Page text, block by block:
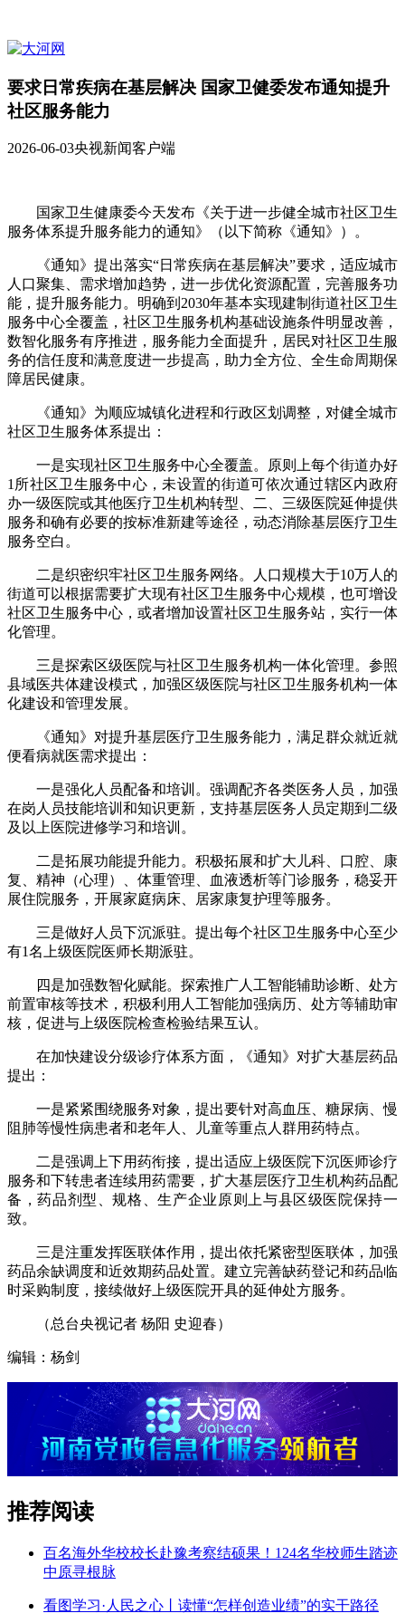
要求日常疾病在基层解决 国家卫健委发布通知提升
社区服务能力
2026-06-03央视新闻客户端
国家卫生健康委今天发布《关于进一步健全城市社区卫生
服务体系提升服务能力的通知》（以下简称《通知》）。
《通知》提出落实“日常疾病在基层解决”要求，适应城市
人口聚集、需求增加趋势，进一步优化资源配置，完善服务功
能，提升服务能力。明确到2030年基本实现建制街道社区卫生
服务中心全覆盖，社区卫生服务机构基础设施条件明显改善，
数智化服务有序推进，服务能力全面提升，居民对社区卫生服
务的信任度和满意度进一步提高，助力全方位、全生命周期保
障居民健康。
《通知》为顺应城镇化进程和行政区划调整，对健全城市
社区卫生服务体系提出：
一是实现社区卫生服务中心全覆盖。原则上每个街道办好
1所社区卫生服务中心，未设置的街道可依次通过辖区内政府
办一级医院或其他医疗卫生机构转型、二、三级医院延伸提供
服务和确有必要的按标准新建等途径，动态消除基层医疗卫生
服务空白。
二是织密织牢社区卫生服务网络。人口规模大于10万人的
街道可以根据需要扩大现有社区卫生服务中心规模，也可增设
社区卫生服务中心，或者增加设置社区卫生服务站，实行一体
化管理。
三是探索区级医院与社区卫生服务机构一体化管理。参照
县域医共体建设模式，加强区级医院与社区卫生服务机构一体
化建设和管理发展。
《通知》对提升基层医疗卫生服务能力，满足群众就近就
便看病就医需求提出：
一是强化人员配备和培训。强调配齐各类医务人员，加强
在岗人员技能培训和知识更新，支持基层医务人员定期到二级
及以上医院进修学习和培训。
二是拓展功能提升能力。积极拓展和扩大儿科、口腔、康
复、精神（心理）、体重管理、血液透析等门诊服务，稳妥开
展住院服务，开展家庭病床、居家康复护理等服务。
三是做好人员下沉派驻。提出每个社区卫生服务中心至少
有1名上级医院医师长期派驻。
四是加强数智化赋能。探索推广人工智能辅助诊断、处方
前置审核等技术，积极利用人工智能加强病历、处方等辅助审
核，促进与上级医院检查检验结果互认。
在加快建设分级诊疗体系方面，《通知》对扩大基层药品
提出：
一是紧紧围绕服务对象，提出要针对高血压、糖尿病、慢
阻肺等慢性病患者和老年人、儿童等重点人群用药特点。
二是强调上下用药衔接，提出适应上级医院下沉医师诊疗
服务和下转患者连续用药需要，扩大基层医疗卫生机构药品配
备，药品剂型、规格、生产企业原则上与县区级医院保持一
致。
三是注重发挥医联体作用，提出依托紧密型医联体，加强
药品余缺调度和近效期药品处置。建立完善缺药登记和药品临
时采购制度，接续做好上级医院开具的延伸处方服务。
（总台央视记者 杨阳 史迎春）
编辑：杨剑
推荐阅读
百名海外华校校长赴豫考察结硕果！124名华校师生踏迹
中原寻根脉
看图学习·人民之心丨读懂“怎样创造业绩”的实干路径